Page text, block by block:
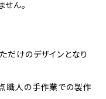
ん。
だけのデザインとなり
職人の手作業での製作